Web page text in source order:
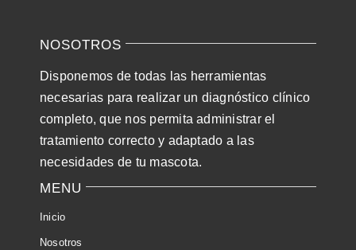
NOSOTROS
Disponemos de todas las herramientas
necesarias para realizar un diagnóstico clínico
completo, que nos permita administrar el
tratamiento correcto y adaptado a las
necesidades de tu mascota.
MENU
Inicio
Nosotros